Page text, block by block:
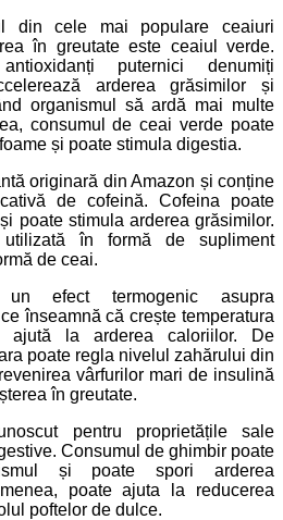
din cele mai populare ceaiuri
în greutate este ceaiul verde.
puternici denumiți
arderea grăsimilor și
organismul să ardă mai multe
consumul de ceai verde poate
și poate stimula digestia.
originară din Amazon și conține
de cofeină. Cofeina poate
poate stimula arderea grăsimilor.
în formă de supliment
de ceai.
un efect termogenic asupra
înseamnă că crește temperatura
ajută la arderea caloriilor. De
poate regla nivelul zahărului din
vârfurilor mari de insulină
în greutate.
pentru proprietățile sale
Consumul de ghimbir poate
și poate spori arderea
poate ajuta la reducerea
poftelor de dulce.